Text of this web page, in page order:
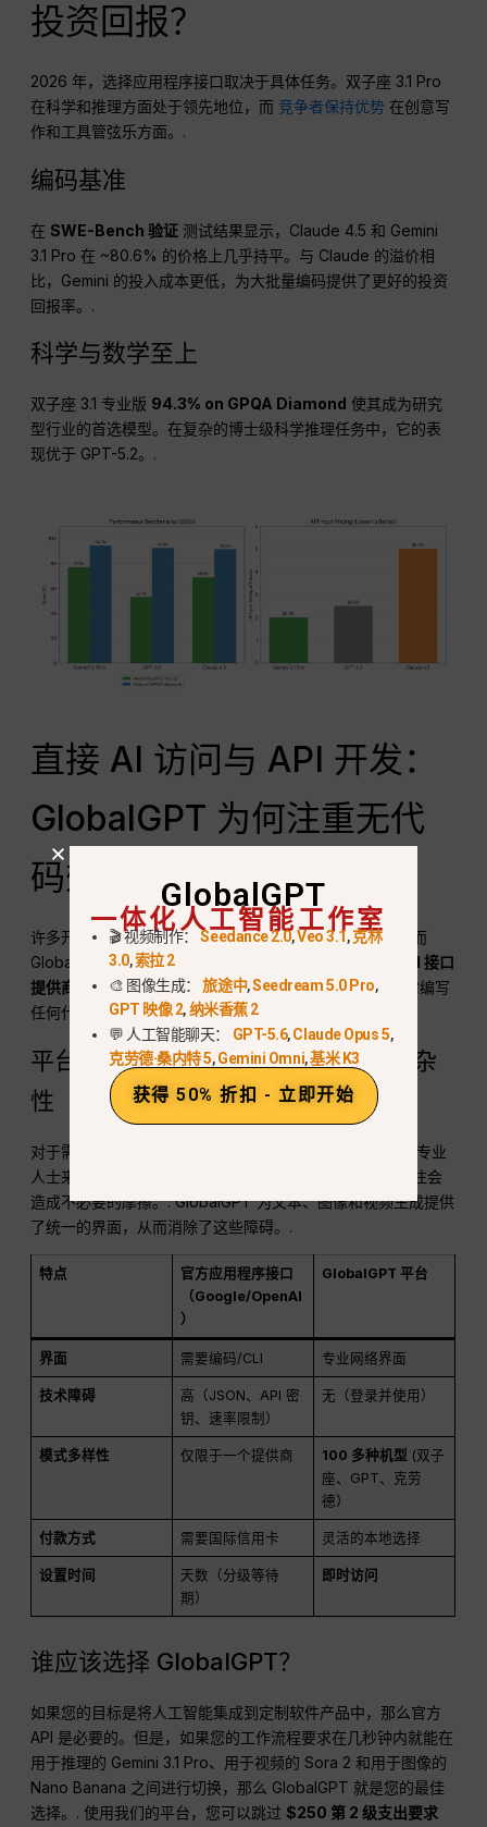
投资回报？
2026 年，选择应用程序接口取决于具体任务。双子座 3.1 Pro
在科学和推理方面处于领先地位，而 竞争者保持优势 在创意写
作和工具管弦乐方面。.
编码基准
在SWE-Bench 验证 测试结果显示，Claude 4.5 和 Gemini
3.1 Pro 在 ~80.6% 的价格上几乎持平。与 Claude 的溢价相
比，Gemini 的投入成本更低，为大批量编码提供了更好的投资
回报率。.
科学与数学至上
双子座 3.1 专业版 94.3% on GPQA Diamond 使其成为研究
型行业的首选模型。在复杂的博士级科学推理任务中，它的表
现优于 GPT-5.2。.
直接 AI 访问与 API 开发：
GlobalGPT 为何注重无代
码效率
许多开发人员都在寻找 API 密钥来构建自定义应用程序，而
GlobalGPT 则被设计成一种
综合人工智能平台，而非 API 接口
提供商。.
我们提供了一个面向用户的高性能环境，您无需编写
任何代码即可直接与 100 多个领先模型进行交互。.
平台的无障碍性与应用程序接口的复杂
性
对于需要立即从 Gemini 3.1 Pro 或 GPT-5.2 中获得结果的专业
人士来说，管理复杂的 API 集成、分级计费和区域限制往往会
造成不必要的摩擦。.GlobalGPT 为文本、图像和视频生成提供
了统一的界面，从而消除了这些障碍。.
特点
官方应用程序接口
（Google/OpenAI
）
GlobalGPT 平台
界面 需要编码/CLI 专业网络界面
技术障碍
高（JSON、API 密
钥、速率限制）
无（登录并使用）
模式多样性 仅限于一个提供商 100 多种机型 (双子
座、GPT、克劳
德）
付款方式 需要国际信用卡 灵活的本地选择
设置时间
天数（分级等待
期）
即时访问
谁应该选择 GlobalGPT？
如果您的目标是将人工智能集成到定制软件产品中，那么官方
API 是必要的。但是，如果您的工作流程要求在几秒钟内就能在
用于推理的 Gemini 3.1 Pro、用于视频的 Sora 2 和用于图像的
Nano Banana 之间进行切换，那么 GlobalGPT 就是您的最佳
选择。.使用我们的平台，您可以跳过$250 第 2 级支出要求
GlobalGPT
一体化人工智能工作室
🎬 视频制作：Seedance 2.0,Veo 3.1,克林
3.0,索拉 2
🎨 图像生成：旅途中,Seedream 5.0 Pro,
GPT 映像 2,纳米香蕉 2
💬 人工智能聊天： GPT-5.6,Claude Opus 5,
克劳德·桑内特 5,Gemini Omni,基米 K3
获得 50% 折扣 - 立即开始